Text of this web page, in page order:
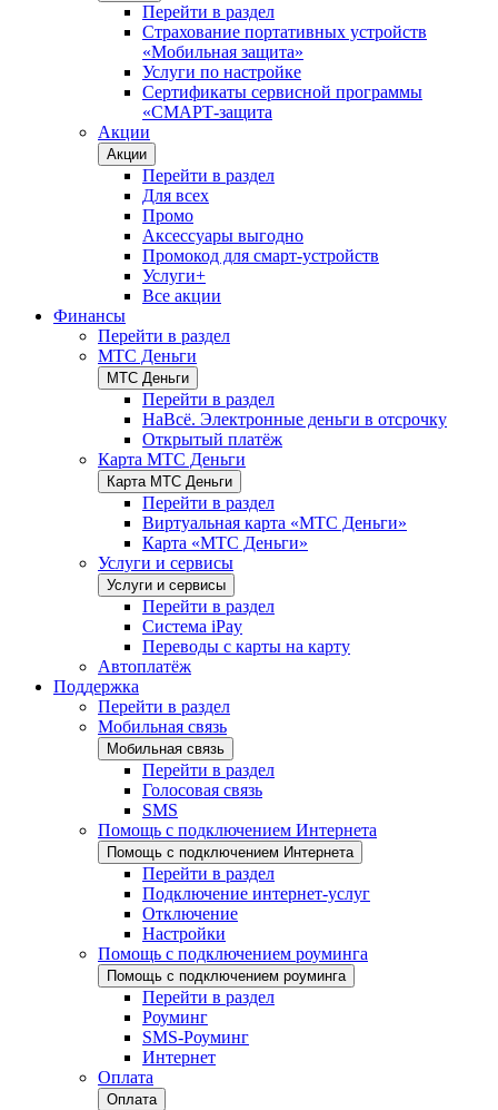
Перейти в раздел
Страхование портативных устройств
«Мобильная защита»
Услуги по настройке
Сертификаты сервисной программы
«СМАРТ-защита
Акции
Акции
Перейти в раздел
Для всех
Промо
Аксессуары выгодно
Промокод для смарт-устройств
Услуги+
Все акции
Финансы
Перейти в раздел
МТС Деньги
МТС Деньги
Перейти в раздел
НаВсё. Электронные деньги в отсрочку
Открытый платёж
Карта МТС Деньги
Карта МТС Деньги
Перейти в раздел
Виртуальная карта «МТС Деньги»
Карта «МТС Деньги»
Услуги и сервисы
Услуги и сервисы
Перейти в раздел
Система iPay
Переводы с карты на карту
Автоплатёж
Поддержка
Перейти в раздел
Мобильная связь
Мобильная связь
Перейти в раздел
Голосовая связь
SMS
Помощь с подключением Интернета
Помощь с подключением Интернета
Перейти в раздел
Подключение интернет-услуг
Отключение
Настройки
Помощь с подключением роуминга
Помощь с подключением роуминга
Перейти в раздел
Роуминг
SMS-Роуминг
Интернет
Оплата
Оплата